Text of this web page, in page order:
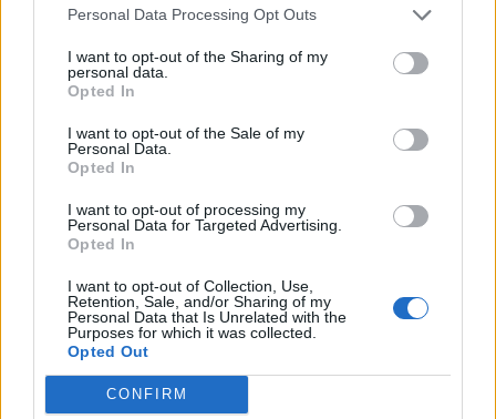
Personal Data Processing Opt Outs
I want to opt-out of the Sharing of my
personal data.
Opted In
I want to opt-out of the Sale of my
Personal Data.
Opted In
I want to opt-out of processing my
Personal Data for Targeted Advertising.
Opted In
I want to opt-out of Collection, Use,
Retention, Sale, and/or Sharing of my
Personal Data that Is Unrelated with the
Purposes for which it was collected.
Opted Out
CONFIRM
healthstories
Δείτε Ακόμη
έναν επισκέπτη
27 Φεβρουαρίου 2026